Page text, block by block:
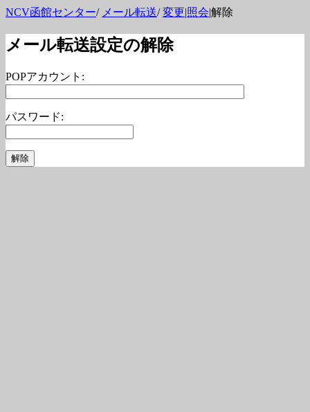
NCV函館センター/ メール転送/変更|照会|解除
メール転送設定の解除
POPアカウント:
パスワード: